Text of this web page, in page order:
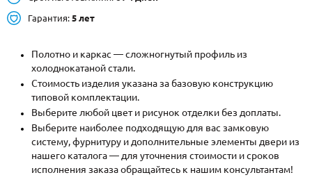
НАЙТИ:
+7 (495) 411-44-41
INFO@META-M.RU
ЗАПРОСИТЬ РАСЧЕТ
Каталог Распродажа Как купить
Записаться на замер
Гарантия: 5 лет
Полотно и каркас — сложногнутый профиль из
холоднокатаной стали.
Стоимость изделия указана за базовую конструкцию
типовой комплектации.
Выберите любой цвет и рисунок отделки без доплаты.
Выберите наиболее подходящую для вас замковую
систему, фурнитуру и дополнительные элементы двери из
нашего каталога — для уточнения стоимости и сроков
исполнения заказа обращайтесь к нашим консультантам!